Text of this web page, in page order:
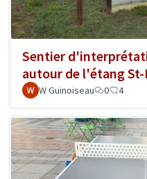
Sentier
autour de l'étang
W Guinoiseau 0 4